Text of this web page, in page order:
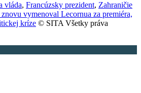
vláda, Francúzsky prezident, Zahraničie
vymenoval Lecornua za premiéra,
kríze © SITA Všetky práva